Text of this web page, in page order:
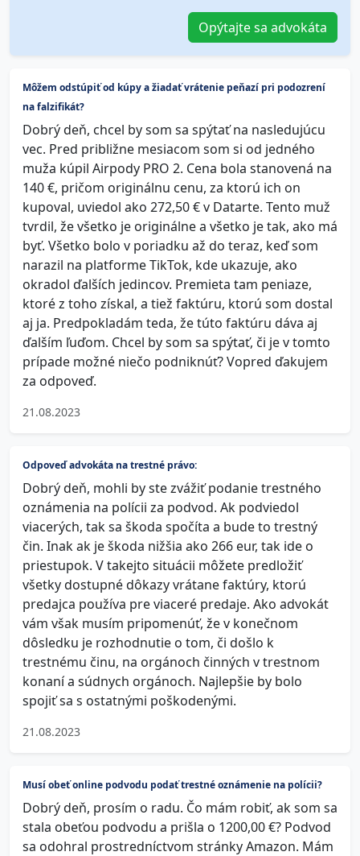
Opýtajte sa advokáta
Môžem odstúpiť od kúpy a žiadať vrátenie peňazí pri podozrení
na falzifikát?
Dobrý deň, chcel by som sa spýtať na nasledujúcu
vec. Pred približne mesiacom som si od jedného
muža kúpil Airpody PRO 2. Cena bola stanovená na
140 €, pričom originálnu cenu, za ktorú ich on
kupoval, uviedol ako 272,50 € v Datarte. Tento muž
tvrdil, že všetko je originálne a všetko je tak, ako má
byť. Všetko bolo v poriadku až do teraz, keď som
narazil na platforme TikTok, kde ukazuje, ako
okradol ďalších jedincov. Premieta tam peniaze,
ktoré z toho získal, a tiež faktúru, ktorú som dostal
aj ja. Predpokladám teda, že túto faktúru dáva aj
ďalším ľuďom. Chcel by som sa spýtať, či je v tomto
prípade možné niečo podniknúť? Vopred ďakujem
za odpoveď.
21.08.2023
Odpoveď advokáta na trestné právo:
Dobrý deň, mohli by ste zvážiť podanie trestného
oznámenia na polícii za podvod. Ak podviedol
viacerých, tak sa škoda spočíta a bude to trestný
čin. Inak ak je škoda nižšia ako 266 eur, tak ide o
priestupok. V takejto situácii môžete predložiť
všetky dostupné dôkazy vrátane faktúry, ktorú
predajca používa pre viaceré predaje. Ako advokát
vám však musím pripomenúť, že v konečnom
dôsledku je rozhodnutie o tom, či došlo k
trestnému činu, na orgánoch činných v trestnom
konaní a súdnych orgánoch. Najlepšie by bolo
spojiť sa s ostatnými poškodenými.
21.08.2023
Musí obeť online podvodu podať trestné oznámenie na polícii?
Dobrý deň, prosím o radu. Čo mám robiť, ak som sa
stala obeťou podvodu a prišla o 1200,00 €? Podvod
sa odohral prostredníctvom stránky Amazon. Mám